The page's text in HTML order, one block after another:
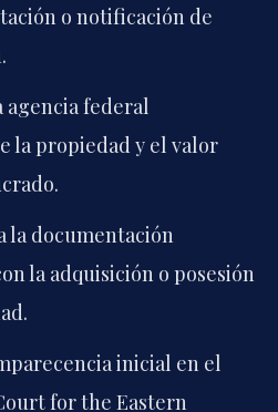
o notificación de
federal
la propiedad y el valor
la documentación
la adquisición o posesión
inicial en el
for the Eastern